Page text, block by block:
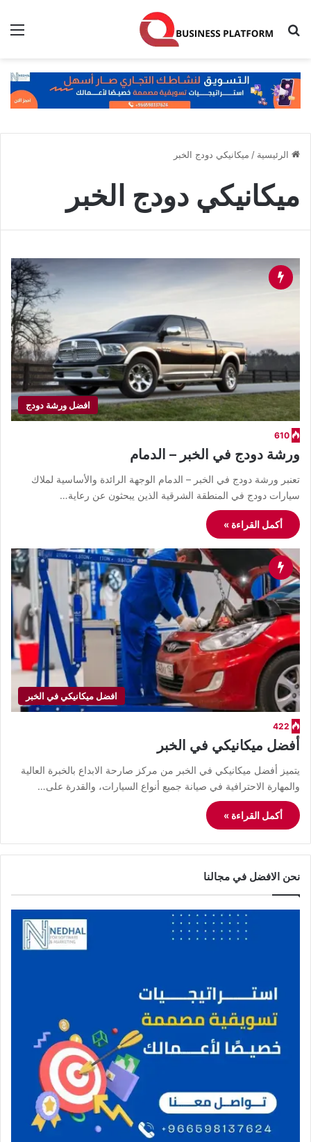
بحث عن
الرئيسية / ميكانيكي دودج الخبر
ميكانيكي دودج الخبر
افضل ورشة دودج
610
ورشة دودج في الخبر – الدمام
تعنبر ورشة دودج في الخبر – الدمام الوجهة الرائدة والأساسية لملاك
سيارات دودج في المنطقة الشرقية الذين يبحثون عن رعاية…
أكمل القراءة »
افضل ميكانيكي في الخبر
422
أفضل ميكانيكي في الخبر
يتميز أفضل ميكانيكي في الخبر من مركز صارحة الابداع بالخبرة العالية
والمهارة الاحترافية في صيانة جميع أنواع السيارات، والقدرة على…
أكمل القراءة »
نحن الافضل في مجالنا